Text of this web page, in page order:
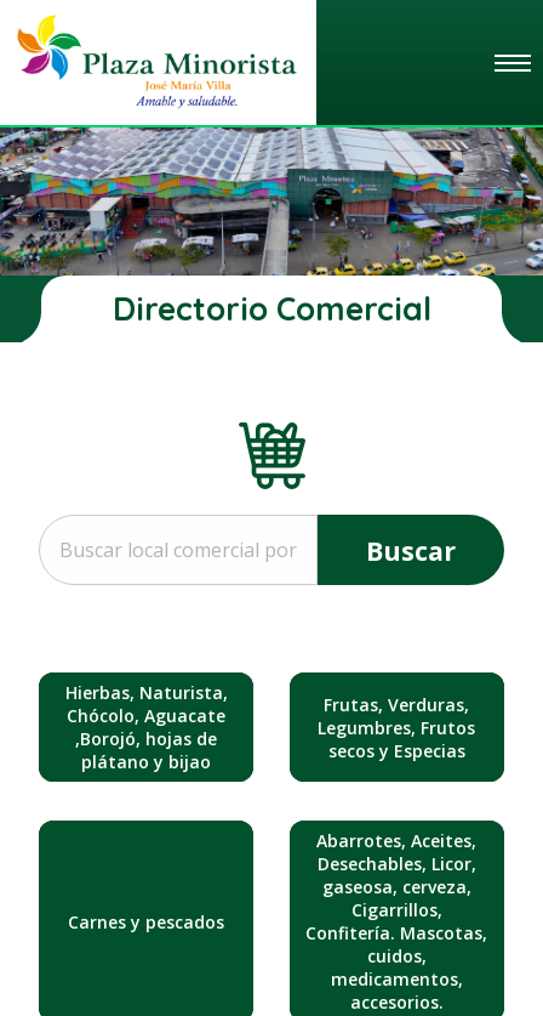
Directorio Comercial
Buscar
Hierbas, Naturista,
Chócolo, Aguacate
,Borojó, hojas de
plátano y bijao
Frutas, Verduras,
Legumbres, Frutos
secos y Especias
Carnes y pescados
Abarrotes, Aceites,
Desechables, Licor,
gaseosa, cerveza,
Cigarrillos,
Confitería. Mascotas,
cuidos,
medicamentos,
accesorios.